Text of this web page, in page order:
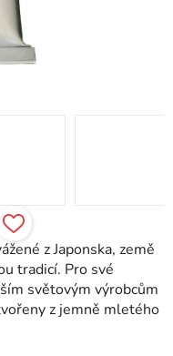
z Japonska, země
tradicí. Pro své
světovým výrobcům
z jemně mletého